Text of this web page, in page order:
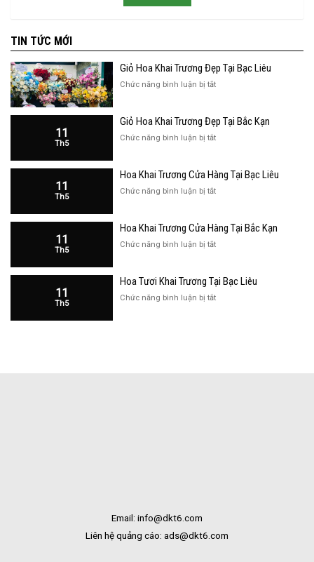
TIN TỨC MỚI
Giỏ Hoa Khai Trương Đẹp Tại Bạc Liêu
Chức năng bình luận bị tắtở
Khai
Đẹp
Liêu
11
Th5
Giỏ Hoa Khai Trương Đẹp Tại Bắc Kạn
Chức năng bình luận bị tắtở
Khai
Đẹp
Kạn
11
Th5
Hoa Khai Trương Cửa Hàng Tại Bạc Liêu
Chức năng bình luận bị tắtở
Trương
Hàng
Liêu
11
Th5
Hoa Khai Trương Cửa Hàng Tại Bắc Kạn
Chức năng bình luận bị tắtở
Trương
Hàng
11
Th5
Hoa Tươi Khai Trương Tại Bạc Liêu
Chức năng bình luận bị tắtở
Email: info@dkt6.com
Liên hệ quảng cáo: ads@dkt6.com